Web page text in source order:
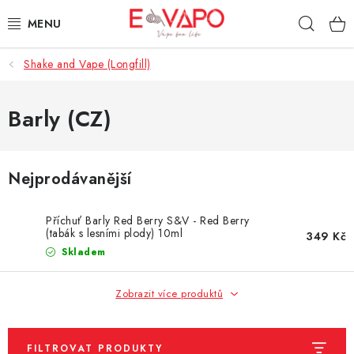
na
3D TISK
TIPY ZA DOBROU CENU
BÁZE
E-LIQUIDY
E-CIGARETY
Shake and Vape (Longfill)
Barly (CZ)
Nejprodávanější
Příchuť Barly Red Berry S&V - Red Berry
(tabák s lesními plody) 10ml
Skladem
349 Kč
Zobrazit více produktů
FILTROVAT PRODUKTY